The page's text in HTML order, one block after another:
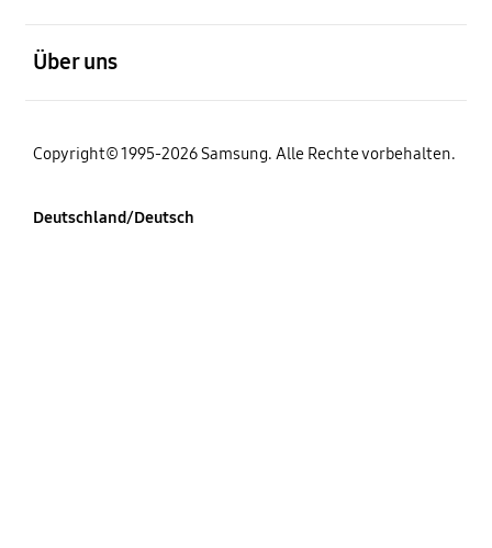
Über uns
Copyright© 1995-2026 Samsung. Alle Rechte vorbehalten.
Deutschland/Deutsch